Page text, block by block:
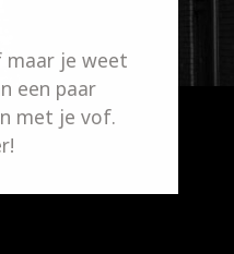
maar je weet
een paar
met je vof.